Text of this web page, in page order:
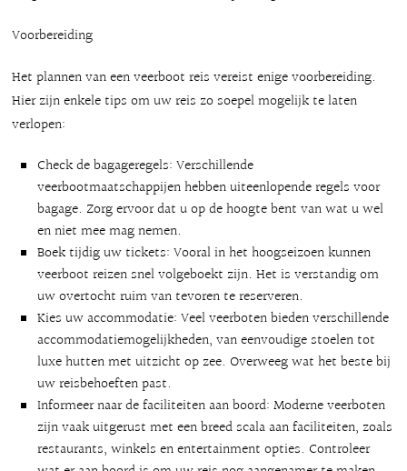
Voorbereiding
Het plannen van een veerboot reis vereist enige voorbereiding.
Hier zijn enkele tips om uw reis zo soepel mogelijk te laten
verlopen:
Check de bagageregels: Verschillende
veerbootmaatschappijen hebben uiteenlopende regels voor
bagage. Zorg ervoor dat u op de hoogte bent van wat u wel
en niet mee mag nemen.
Boek tijdig uw tickets: Vooral in het hoogseizoen kunnen
veerboot reizen snel volgeboekt zijn. Het is verstandig om
uw overtocht ruim van tevoren te reserveren.
Kies uw accommodatie: Veel veerboten bieden verschillende
accommodatiemogelijkheden, van eenvoudige stoelen tot
luxe hutten met uitzicht op zee. Overweeg wat het beste bij
uw reisbehoeften past.
Informeer naar de faciliteiten aan boord: Moderne veerboten
zijn vaak uitgerust met een breed scala aan faciliteiten, zoals
restaurants, winkels en entertainment opties. Controleer